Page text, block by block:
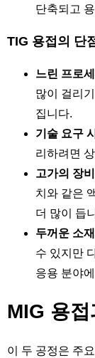
단축되고
TIG 용접의 단
느린 프로
많이 걸리
집니다.
기술 요구
리하려면
고가의 장비
치와 같은
더 많이 듭
두꺼운 소
수 있지만
응용 분야
MIG 용
이 두 공정은 주